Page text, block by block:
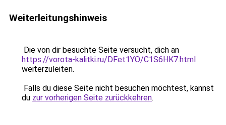
Weiterleitungshinweis
Die von dir besuchte Seite versucht, dich an
https://vorota-kalitki.ru/DFet1YO/C1S6HK7.html
weiterzuleiten.
Falls du diese Seite nicht besuchen möchtest, kannst
du zur vorherigen Seite zurückkehren.